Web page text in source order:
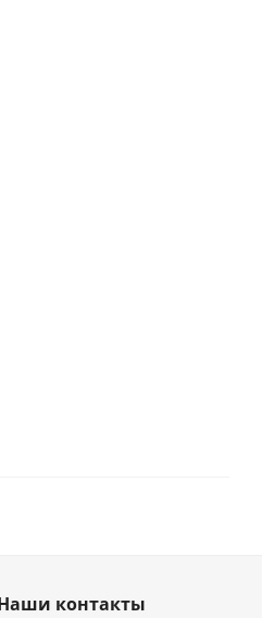
контакты